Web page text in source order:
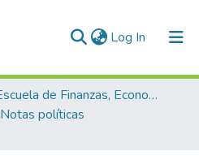
Log In (current)
Escuela de Finanzas, Economía y Gobierno
Notas políticas